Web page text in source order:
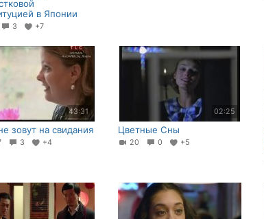
в Японии
3 +7
43:31
зовут на свидания
3 +4
02:25
Цветные Сны
20 0 +5